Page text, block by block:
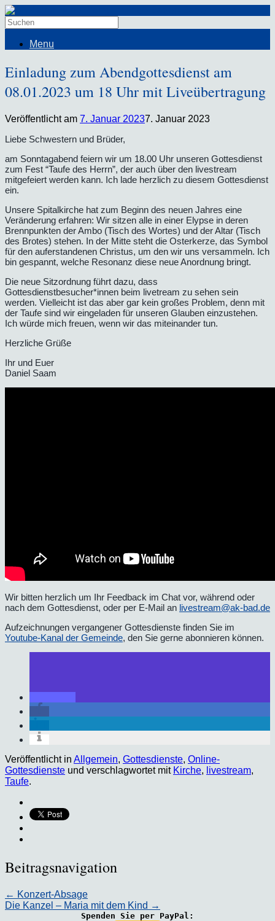
Menu
Einladung zum Abendgottesdienst am
08.01.2023 um 18 Uhr mit Liveübertragung
Veröffentlicht am 7. Januar 20237. Januar 2023
Liebe Schwestern und Brüder,
am Sonntagabend feiern wir um 18.00 Uhr unseren Gottesdienst
zum Fest “Taufe des Herrn”, der auch über den livestream
mitgefeiert werden kann. Ich lade herzlich zu diesem Gottesdienst
ein.
Unsere Spitalkirche hat zum Beginn des neuen Jahres eine
Veränderung erfahren: Wir sitzen alle in einer Elypse in deren
Brennpunkten der Ambo (Tisch des Wortes) und der Altar (Tisch
des Brotes) stehen. In der Mitte steht die Osterkerze, das Symbol
für den auferstandenen Christus, um den wir uns versammeln. Ich
bin gespannt, welche Resonanz diese neue Anordnung bringt.
Die neue Sitzordnung führt dazu, dass
Gottesdienstbesucher*innen beim livetream zu sehen sein
werden. Vielleicht ist das aber gar kein großes Problem, denn mit
der Taufe sind wir eingeladen für unseren Glauben einzustehen.
Ich würde mich freuen, wenn wir das miteinander tun.
Herzliche Grüße
Ihr und Euer
Daniel Saam
Wir bitten herzlich um Ihr Feedback im Chat vor, während oder
nach dem Gottesdienst, oder per E-Mail an livestream@ak-bad.de
Aufzeichnungen vergangener Gottesdienste finden Sie im
Youtube-Kanal der Gemeinde, den Sie gerne abonnieren können.
Veröffentlicht in Allgemein, Gottesdienste, Online-
Gottesdienste und verschlagwortet mit Kirche, livestream,
Taufe.
Beitragsnavigation
← Konzert-Absage
Die Kanzel – Maria mit dem Kind →
Spenden Sie per PayPal: